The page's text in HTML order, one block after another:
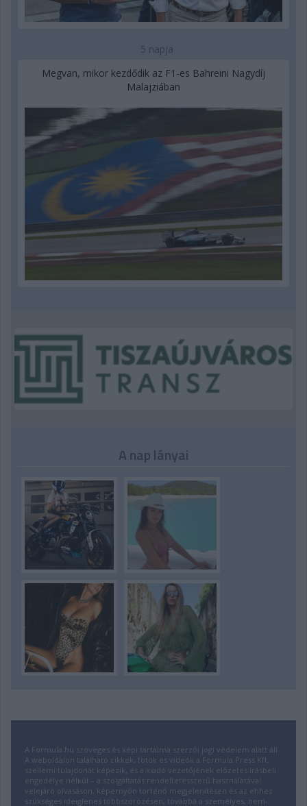
5 napja
Megvan, mikor kezdődik az F1-es Bahreini Nagydíj
Malajziában
A nap lányai
A Formula.hu szöveges és képi tartalma szerzői jogi védelem alatt áll.
A weboldalon található cikkek, fotók és videók a Formula Press Kft.
szellemi tulajdonát képezik, és a kiadó vezetőjének előzetes írásbeli
engedélye nélkül – a szolgáltatás rendeltetésszerű használatával
velejáró olvasáson, képernyőn történő megjelenítésen és az ehhez
szükséges ideiglenes többszörözésen, továbbá a személyes, nem-